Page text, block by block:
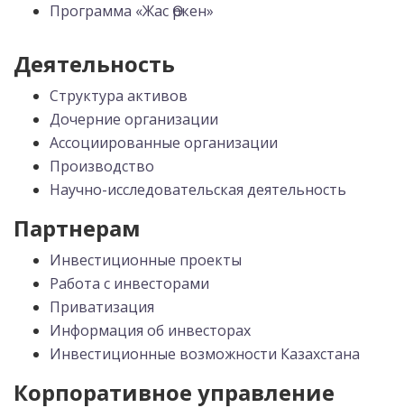
Программа «Жас Өркен»
Деятельность
Структура активов
Дочерние организации
Ассоциированные организации
Производство
Научно-исследовательская деятельность
Партнерам
Инвестиционные проекты
Работа с инвесторами
Приватизация
Информация об инвесторах
Инвестиционные возможности Казахстана
Корпоративное управление